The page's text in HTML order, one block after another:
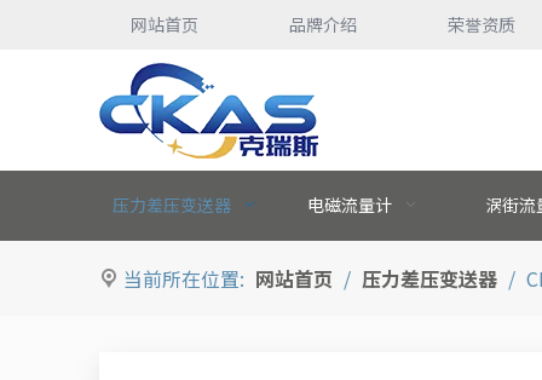
网站首页 品牌介绍 荣誉资质
压力差压变送器 电磁流量计 涡街流
当前所在位置: 网站首页 / 压力差压变送器 /